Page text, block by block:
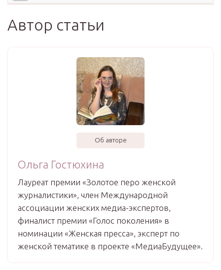
Автор статьи
Об авторе
Ольга Гостюхина
Лауреат премии «Золотое перо женской
журналистики», член Международной
ассоциации женских медиа-экспертов,
финалист премии «Голос поколения» в
номинации «Женская пресса», эксперт по
женской тематике в проекте «МедиаБудущее».